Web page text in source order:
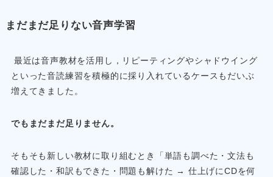
まだまだ足りない音声学習
最近は音声教材を活用し，リピーティングやシャドウイング
といった音読練習を積極的に採り入れているケースもだいぶ
増えてきました。
でもまだまだ足りません。
そもそも新しい教材に取り組むとき「単語も調べた・文法も
確認した・和訳もできた・問題も解けた → 仕上げにCDを何